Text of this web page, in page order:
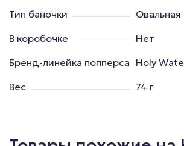
Тип баночки
Овальная
В коробочке
Нет
Бренд-линейка попперса Holy
Вес
74 г